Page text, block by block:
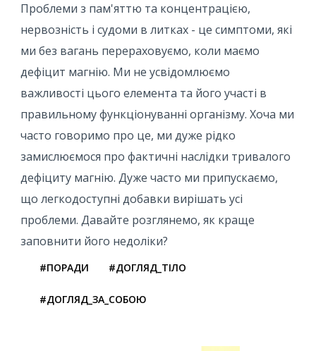
Проблеми з пам'яттю та концентрацією,
нервозність і судоми в литках - це симптоми, які
ми без вагань перераховуємо, коли маємо
дефіцит магнію. Ми не усвідомлюємо
важливості цього елемента та його участі в
правильному функціонуванні організму. Хоча ми
часто говоримо про це, ми дуже рідко
замислюємося про фактичні наслідки тривалого
дефіциту магнію. Дуже часто ми припускаємо,
що легкодоступні добавки вирішать усі
проблеми. Давайте розглянемо, як краще
заповнити його недоліки?
#ПОРАДИ #ДОГЛЯД_ТІЛО
#ДОГЛЯД_ЗА_СОБОЮ